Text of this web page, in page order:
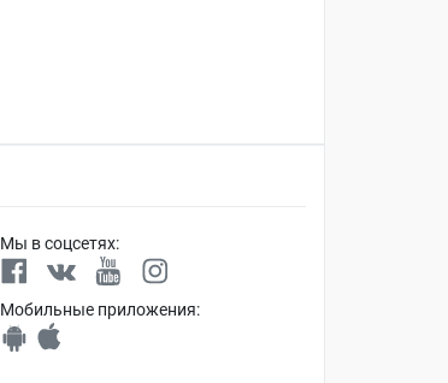
Мы в соцсетях:
Мобильные приложения: